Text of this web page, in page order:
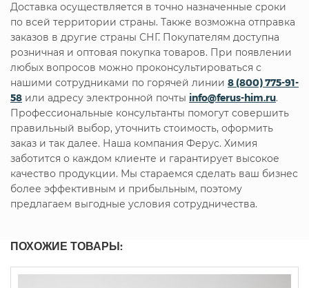
Доставка осуществляется в точно назначенные сроки
по всей территории страны. Также возможна отправка
заказов в другие страны СНГ. Покупателям доступна
розничная и оптовая покупка товаров. При появлении
любых вопросов можно проконсультироваться с
нашими сотрудниками по горячей линии 8 (800) 775-91-
58 или адресу электронной почты info@ferus-him.ru.
Профессиональные консультанты помогут совершить
правильный выбор, уточнить стоимость, оформить
заказ и так далее. Наша компания Ферус. Химия
заботится о каждом клиенте и гарантирует высокое
качество продукции. Мы стараемся сделать ваш бизнес
более эффективным и прибыльным, поэтому
предлагаем выгодные условия сотрудничества.
ПОХОЖИЕ ТОВАРЫ: